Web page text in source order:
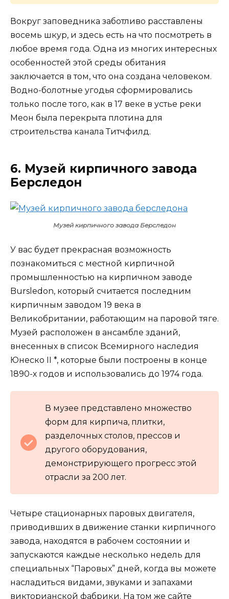
Вокруг заповедника заботливо расставлены
восемь шкур, и здесь есть на что посмотреть в
любое время года. Одна из многих интересных
особенностей этой среды обитания
заключается в том, что она создана человеком.
Водно-болотные угодья сформировались
только после того, как в 17 веке в устье реки
Меон была перекрыта плотина для
строительства канала Титчфилд.
6. Музей кирпичного завода
Берследон
Музей кирпичного завода Берследон
У вас будет прекрасная возможность
познакомиться с местной кирпичной
промышленностью на кирпичном заводе
Bursledon, который считается последним
кирпичным заводом 19 века в
Великобритании, работающим на паровой тяге.
Музей расположен в ансамбле зданий,
внесенных в список Всемирного наследия
Юнеско II *, которые были построены в конце
1890-х годов и использовались до 1974 года.
В музее представлено множество
форм для кирпича, плитки,
разделочных столов, прессов и
другого оборудования,
демонстрирующего прогресс этой
отрасли за 200 лет.
Четыре стационарных паровых двигателя,
приводивших в движение станки кирпичного
завода, находятся в рабочем состоянии и
запускаются каждые несколько недель для
специальных “Паровых” дней, когда вы можете
насладиться видами, звуками и запахами
викторианской фабрики. На том же сайте